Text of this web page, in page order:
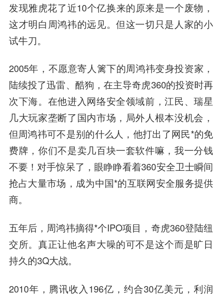
发现雅虎花了近10个亿换来的原来是一个废物，
这才明白周鸿祎的远见。但这一切只是人家的小
试牛刀。
2005年，不愿意寄人篱下的周鸿祎变身投资家，
陆续投了迅雷、酷狗，在主导奇虎360的投资时再
次下海。在他进入网络安全领域前，江民、瑞星
几大玩家垄断了国内市场，局外人根本没机会，
但周鸿祎可不是别的什么人，他打出了网民*的免
费牌，你们不是卖几百块一套软件嘛，我一分钱
不要！对手惊呆了，眼睁睁看着360安全卫士瞬间
抢占大量市场，成为中国*的互联网安全服务提供
商。
五年后，周鸿祎摘得*个IPO项目，奇虎360登陆纽
交所。真正让他名声大噪的可不是这个而是旷日
持久的3Q大战。
2010年，腾讯收入196亿，约合30亿美元，利润